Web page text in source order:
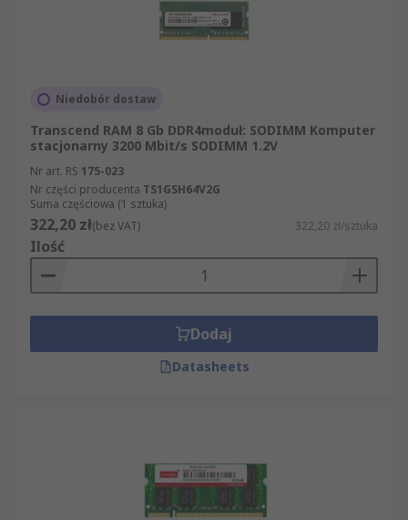
Niedobór dostaw
Transcend RAM 8 Gb DDR4moduł: SODIMM Komputer
stacjonarny 3200 Mbit/s SODIMM 1.2V
Nr art. RS 175-023
Nr części producenta TS1GSH64V2G
Suma częściowa (1 sztuka)
322,20 zł(bez VAT) 322,20 zł/sztuka
Ilość
Dodaj
Datasheets